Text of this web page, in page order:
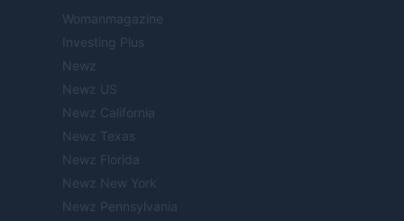
Womanmagazine
Investing Plus
Newz
Newz US
Newz California
Newz Texas
Newz Florida
Newz New York
Newz Pennsylvania